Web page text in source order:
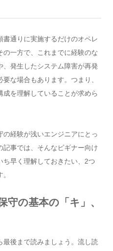
通りに実施するだけのオペレ
一方で、これまでに経験のな
発生したシステム障害が再発
な場合もあります。つまり、
を理解していることが求めら
経験が浅いエンジニアにとっ
事では、そんなビギナー向け
ち早く理解しておきたい、2つ
守の基本の「キ」、
最後まで読みましょう。流し読